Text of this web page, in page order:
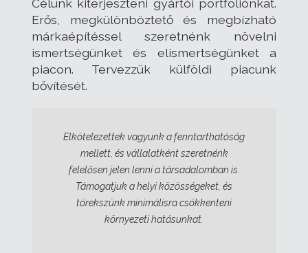
Célunk kiterjeszteni gyártói portfoliónkat.
Erős, megkülönböztető és megbízható
márkaépítéssel szeretnénk növelni
ismertségünket és elismertségünket a
piacon. Tervezzük külföldi piacunk
bővítését.
Elkötelezettek vagyunk a fenntarthatóság
mellett, és vállalatként szeretnénk
felelősen jelen lenni a társadalomban is.
Támogatjuk a helyi közösségeket, és
törekszünk minimálisra csökkenteni
környezeti hatásunkat.